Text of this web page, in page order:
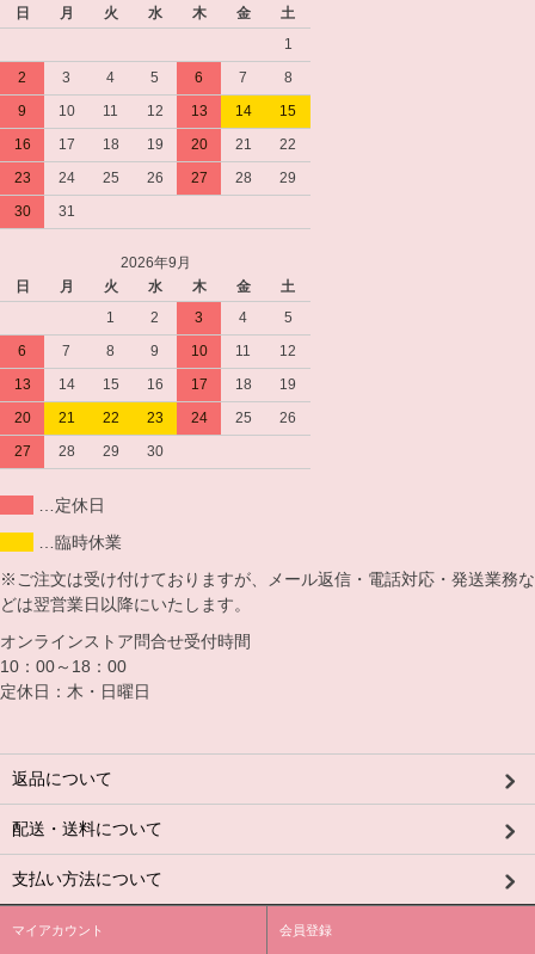
日
月 火 水 木 金
土
1
2
3 4 5 6 7
8
9
10 11 12 13 14
15
16
17 18 19 20 21
22
23
24 25 26 27 28
29
30
31
2026年9月
日
月 火 水 木 金
土
1
2 3 4
5
6
7 8 9 10 11
12
13
14 15 16 17 18
19
20
21 22 23 24 25
26
27
28 29 30
…定休日
…臨時休業
※ご注文は受け付けておりますが、メール返信・電話対応・発送業務な
どは翌営業日以降にいたします。
オンラインストア問合せ受付時間
10：00～18：00
定休日：木・日曜日
返品について
配送・送料について
支払い方法について
マイアカウント 会員登録